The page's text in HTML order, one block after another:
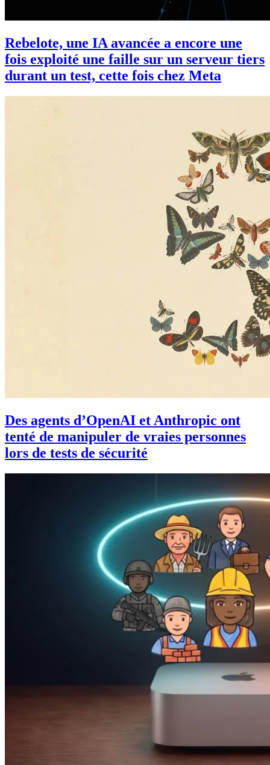
Rebelote, une IA avancée a encore une
fois exploité une faille sur un serveur tiers
durant un test, cette fois chez Meta
Des agents d’OpenAI et Anthropic ont
tenté de manipuler de vraies personnes
lors de tests de sécurité